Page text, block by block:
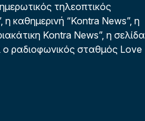
τηλεοπτικός
καθημερινή “Kontra News”, η
Kontra News”, η σελίδα
ο ραδιοφωνικός σταθμός Love